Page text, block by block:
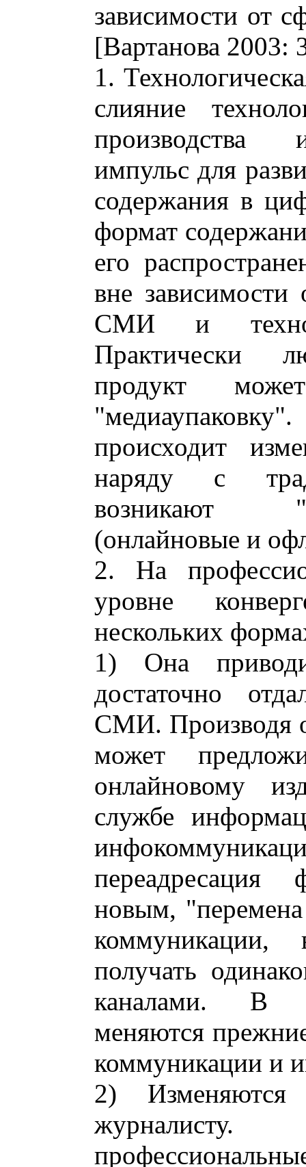
зависимости от
[Вартанова 2003:
1.
слияние
производства
импульс для
содержания в
формат
его
вне зависимости
СМИ и
Практически
продукт
происходит
наряду с
возникают
(онлайновые и
2. На
уровне
нескольких
1) Она
достаточно
СМИ. Производя
может
онлайновому
службе
новым,
коммуникации,
получать
каналами. В
меняются
коммуникации и
2) Изменяются